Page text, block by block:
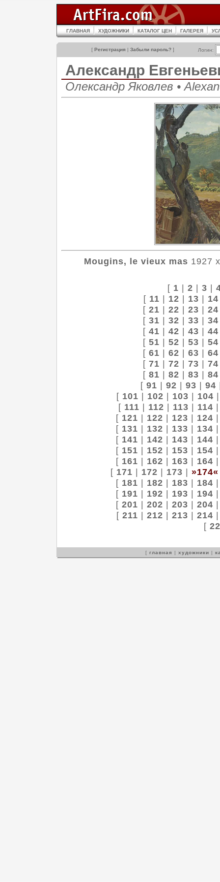
ГЛАВНАЯ ХУДОЖНИКИ КАТАЛОГ ЦЕН ГАЛЕРЕЯ
[ Регистрация | Забыли пароль? ] Логин:
Александр
Олександр Яковлев •
Mougins, le vieux mas 1927
[ 1 | 2 | 3 |
[ 11 | 12 | 13 | 14
[ 21 | 22 | 23 | 24
[ 31 | 32 | 33 | 34
[ 41 | 42 | 43 | 44
[ 51 | 52 | 53 | 54
[ 61 | 62 | 63 | 64
[ 71 | 72 | 73 | 74
[ 81 | 82 | 83 | 84
[ 91 | 92 | 93 | 94
[ 101 | 102 | 103 | 104
[ 111 | 112 | 113 | 114
[ 121 | 122 | 123 | 124
[ 131 | 132 | 133 | 134
[ 141 | 142 | 143 | 144
[ 151 | 152 | 153 | 154
[ 161 | 162 | 163 | 164
[ 171 | 172 | 173 | »174«
[ 181 | 182 | 183 | 184
[ 191 | 192 | 193 | 194
[ 201 | 202 | 203 | 204
[ 211 | 212 | 213 | 214
[
[ главная | художники |